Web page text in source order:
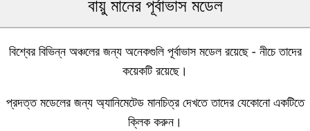
বায়ু মানের পূর্বাভাস মডেল
বিশ্বের বিভিন্ন অঞ্চলের জন্য অনেকগুলি পূর্বাভাস মডেল রয়েছে - নীচে তাদের
কয়েকটি রয়েছে।
প্রদত্ত মডেলের জন্য অ্যানিমেটেড মানচিত্র দেখতে তাদের যেকোনো একটিতে
ক্লিক করুন।